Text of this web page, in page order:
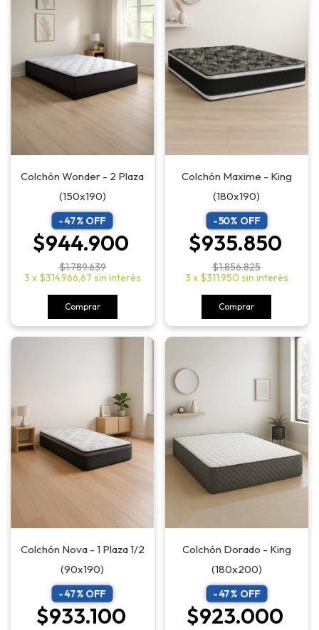
Colchón Wonder - 2 Plaza
(150x190)
-47% OFF
$944.900
$1.789.639
3 x $314.966,67 sin interés
Comprar
Colchón Maxime - King
(180x190)
-50% OFF
$935.850
$1.856.825
3 x $311.950 sin interés
Comprar
Colchón Nova - 1 Plaza 1/2
(90x190)
-47% OFF
$933.100
Colchón Dorado - King
(180x200)
-47% OFF
$923.000